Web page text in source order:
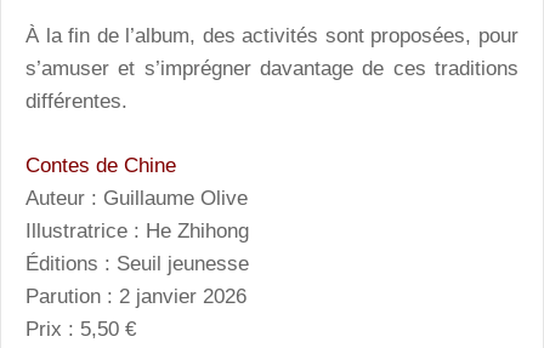
À la fin de l’album, des activités sont proposées, pour
s’amuser et s’imprégner davantage de ces traditions
différentes.
Contes de Chine
Auteur : Guillaume Olive
Illustratrice : He Zhihong
Éditions : Seuil jeunesse
Parution : 2 janvier 2026
Prix : 5,50 €